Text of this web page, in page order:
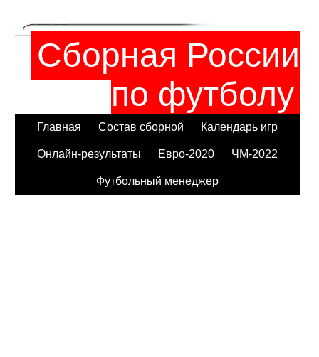
Сборная России
по футболу
Главная Состав сборной Календарь игр
Онлайн-результаты Евро-2020 ЧМ-2022
Футбольный менеджер